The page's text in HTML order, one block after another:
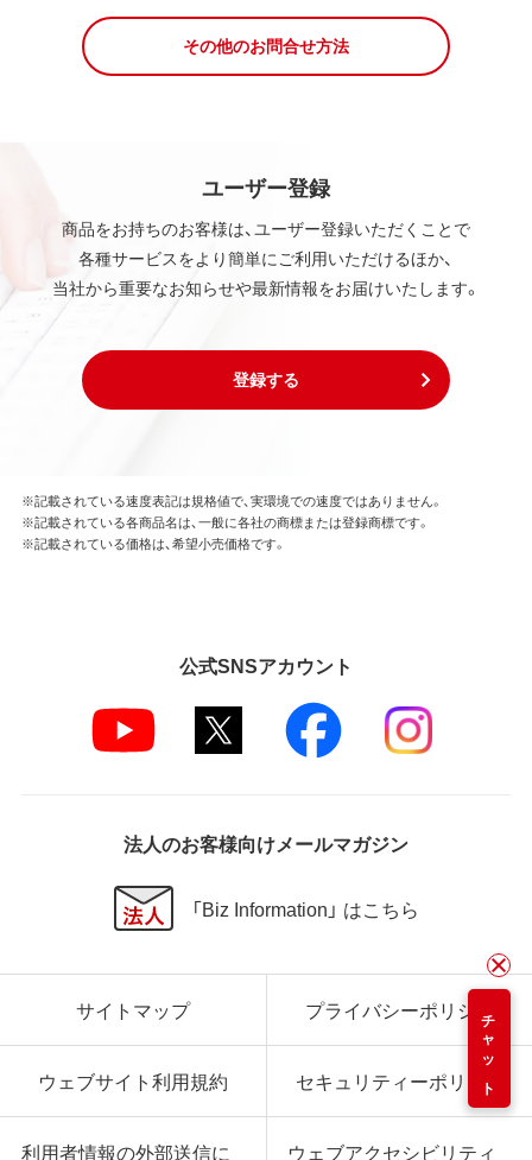
その他のお問合せ方法
ユーザー登録
商品をお持ちのお客様は、ユーザー登録いただくことで
各種サービスをより簡単にご利用いただけるほか、
当社から重要なお知らせや最新情報をお届けいたします。
登録する
チャット
※記載されている速度表記は規格値で、実環境での速度ではありません。
※記載されている各商品名は、一般に各社の商標または登録商標です。
※記載されている価格は、希望小売価格です。
公式SNSアカウント
法人のお客様向けメールマガジン
「Biz Information」 はこちら
サイトマップ プライバシーポリシー
ウェブサイト利用規約 セキュリティーポリシー
利用者情報の外部送信に ウェブアクセシビリティ